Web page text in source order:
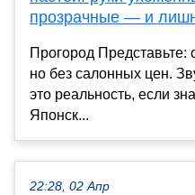
прозрачные — и
Прогород Представьте:
но без салонных цен.
это реальность, если
Японск...
22:28, 02 Апр